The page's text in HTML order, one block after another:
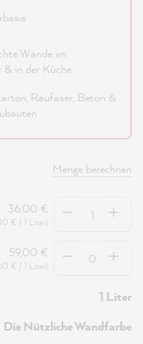
Wände im
& in der Küche
Raufaser, Beton &
Menge berechnen
36,00 €
€ / 1 Liter)
59,00 €
€ / 1 Liter)
1 Liter
Die Nützliche Wandfarbe